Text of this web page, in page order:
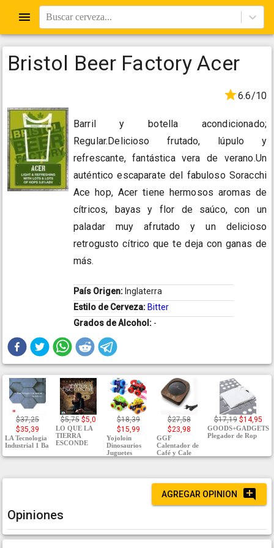
Buscar cerveza...
Bristol Beer Factory Acer
6.6/10
Barril y botella acondicionado;
Regular.Delicioso frutado, lúpulo y
refrescante, fantástica vera de verano.Un
auténtico escaparate del fabuloso Soracchi
Ace hop, Acer tiene hermosos aromas de
cítricos, bayas y flor de saúco, con un
paladar muy afrutado y un delicioso
retrogusto cítrico que te deja con ganas de
más.
País Origen: Inglaterra
Estilo de Cerveza: Bitter
Grados de Alcohol: -
$37,25
$35,39
LA Tecnologia
Industrial 1 Ba
$5,75 $5,0
LO QUE LA
TIERRA
ESCONDE
$18,39
$15,99
Yojoloin
Dinosaurios
Juguetes
$27,58
$23,98
GGF
Calentador de
Café y Cale
$17,19 $14,95
GOODS+GADGETS
Plegador de Rop
AGREGAR OPINION
Opiniones